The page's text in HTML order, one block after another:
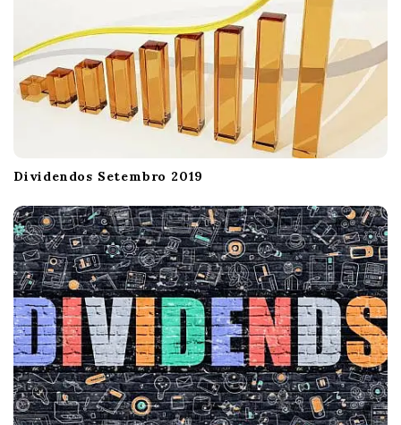
Dividendos Setembro 2019